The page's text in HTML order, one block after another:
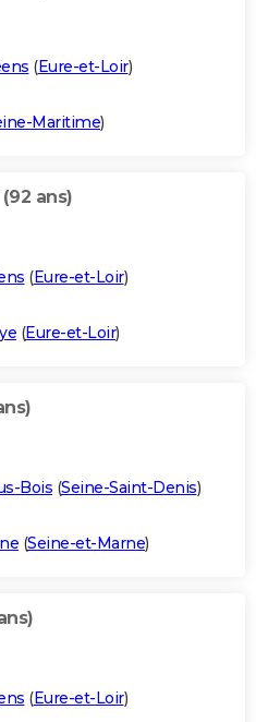
(Eure-et-Loir)
Maritime)
(92 ans)
(Eure-et-Loir)
(Eure-et-Loir)
Bois (Seine-Saint-Denis)
(Seine-et-Marne)
(Eure-et-Loir)